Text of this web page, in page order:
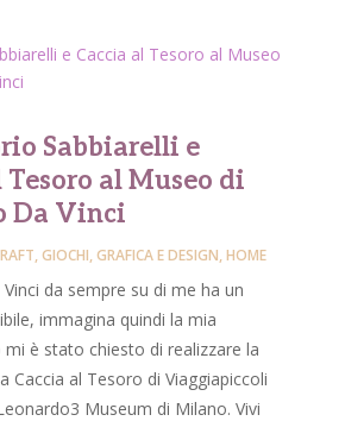
Sabbiarelli e
Tesoro al Museo di
Da Vinci
,GIOCHI,GRAFICA E DESIGN,HOME
da sempre su di me ha un
immagina quindi la mia
è stato chiesto di realizzare la
Caccia al Tesoro di Viaggiapiccoli
Museum di Milano. Vivi